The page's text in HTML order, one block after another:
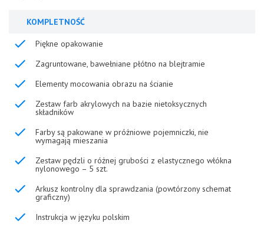
KOMPLETNOŚĆ
Piękne opakowanie
Zagruntowane, bawełniane płótno na blejtramie
Elementy mocowania obrazu na ścianie
Zestaw farb akrylowych na bazie nietoksycznych
składników
Farby są pakowane w próżniowe pojemniczki, nie
wymagają mieszania
Zestaw pędzli o różnej grubości z elastycznego włókna
nylonowego – 5 szt.
Arkusz kontrolny dla sprawdzania (powtórzony schemat
graficzny)
Instrukcja w języku polskim